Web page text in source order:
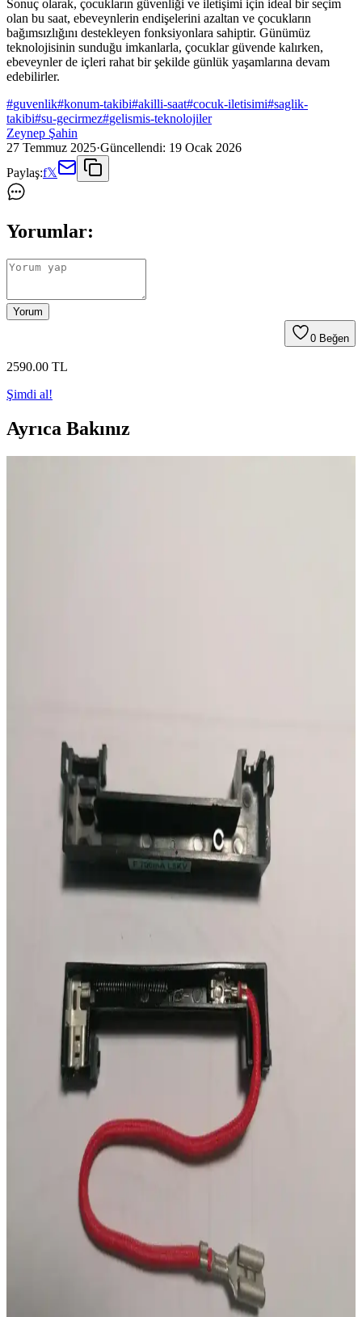
Sonuç olarak, çocukların güvenliği ve iletişimi için ideal bir seçim
olan bu saat, ebeveynlerin endişelerini azaltan ve çocukların
bağımsızlığını destekleyen fonksiyonlara sahiptir. Günümüz
teknolojisinin sunduğu imkanlarla, çocuklar güvende kalırken,
ebeveynler de içleri rahat bir şekilde günlük yaşamlarına devam
edebilirler.
#guvenlik#konum-takibi#akilli-saat#cocuk-iletisimi#saglik-
takibi#su-gecirmez#gelismis-teknolojiler
Zeynep Şahin
27 Temmuz 2025·Güncellendi: 19 Ocak 2026
Paylaş:f𝕏
Yorumlar:
Yorum
0 Beğen
2590.00 TL
Şimdi al!
Ayrıca Bakınız
Multimetrelerde standart 9V pil yerine şarjlı batarya kullanımı teknik
ve güvenlik sorunları doğurabilir. Step-up dönüştürücü ve koruma
devreleriyle ilgili problemler ölçüm doğruluğunu etkiler.
UCLA'nın Modernize Ettiği Nikel-Demir Piller
Güneş Enerjisi Depolamada Yeni Çözümler Sunuyor
UCLA araştırmacıları, Edison'un nikel-demir pilini modernize
ederek güneş enerjisi depolamada dayanıklı, güvenli ve ekonomik
bir çözüm sundu. Bu teknoloji ev ve şebeke ölçeğinde yenilenebilir
Seçimi: Teknik Özellikler ve Marka İncelemesi
Çoklu cihazlar için hızlı şarj ve güvenlik özelliklerine sahip şarj
istasyonları, USB-C PD ve Quick Charge teknolojileri ile cihazların
pil ömrünü koruyarak verimli şarj sağlar. Anker, Ugreen ve Satechi
öne çıkan markalardır.
LED Güvenlik Feneri Tasarımı: Basit, Taşınabilir ve
Enerji Verimli LED Flaşör Devresi
Basit transistörlü LED flaşör devresi, taşınabilirliği ve enerji
verimliliği ile acil durumlarda görünürlüğü artırır. Tasarımda SMD
bileşenler ve Li-Ion pil kullanımı öne çıkar.
Manyetik Gizleme Teknolojisi: Askeri, Tıbbi ve Uzay
Uygulamalarıyla Geleceğin Mühendisliği
Manyetik gizleme teknolojisi, manyetik alanların algılanmasını
engelleyerek tıbbi güvenlik ve askeri koruma sağlar. Gelecekte uzay
yolculuğu ve enerji kalkanlarında kritik rol oynayabilir.
Mikrodalga Fırınlarda Yüksek Voltajlı Plastik
Sigortaların Teknik Özellikleri ve İşleyişi